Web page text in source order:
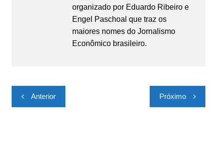
organizado por Eduardo Ribeiro e
Engel Paschoal que traz os
maiores nomes do Jornalismo
Econômico brasileiro.
Navegação
de
Anterior Próximo